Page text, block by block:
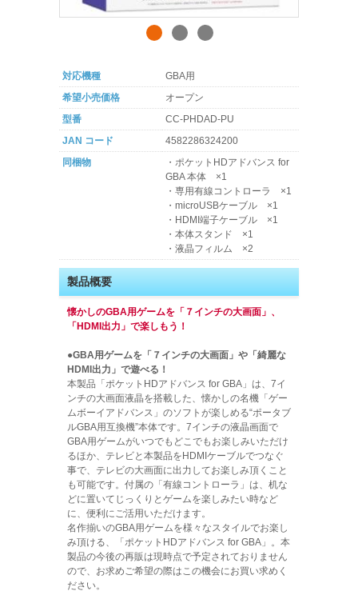
対応機種
GBA用
希望小売価格
オープン
型番
CC-PHDAD-PU
JAN コード
4582286324200
同梱物
・ポケットHDアドバンス for
GBA 本体 ×1
・専用有線コントローラ ×1
・microUSBケーブル ×1
・HDMI端子ケーブル ×1
・本体スタンド ×1
・液晶フィルム ×2
製品概要
懐かしのGBA用ゲームを「７インチの大画面」、
「HDMI出力」で楽しもう！
●GBA用ゲームを「７インチの大画面」や「綺麗な
HDMI出力」で遊べる！
本製品「ポケットHDアドバンス for GBA」は、7イ
ンチの大画面液晶を搭載した、懐かしの名機「ゲー
ムボーイアドバンス」のソフトが楽しめる“ポータブ
ルGBA用互換機”本体です。7インチの液晶画面で
GBA用ゲームがいつでもどこでもお楽しみいただけ
るほか、テレビと本製品をHDMIケーブルでつなぐ
事で、テレビの大画面に出力してお楽しみ頂くこと
も可能です。付属の「有線コントローラ」は、机な
どに置いてじっくりとゲームを楽しみたい時など
に、便利にご活用いただけます。
名作揃いのGBA用ゲームを様々なスタイルでお楽し
み頂ける、「ポケットHDアドバンス for GBA」。本
製品の今後の再販は現時点で予定されておりません
ので、お求めご希望の際はこの機会にお買い求めく
ださい。